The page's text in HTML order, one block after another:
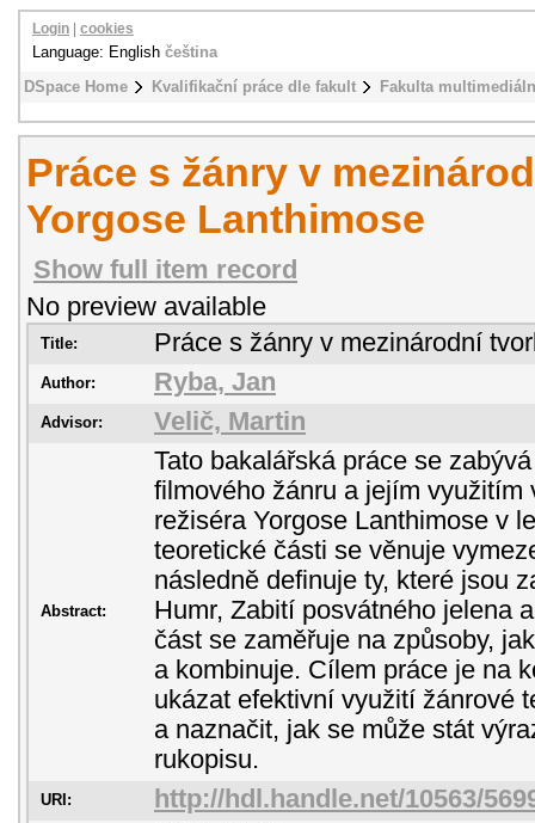
DSpace Home Kvalifikační práce dle fakult Fakulta
Login cookies
Language: English čeština
Práce s žánry v
Yorgose Lanthimose
Show full item record
No preview available
Title: Práce s žánry v mezinárodní
Author: Ryba, Jan
Advisor: Velič, Martin
Abstract:
Tato bakalářská práce se
filmového žánru a jejím využitím
režiséra Yorgose Lanthimose v
teoretické části se věnuje
následně definuje ty, které jsou
Humr, Zabití posvátného jelena
část se zaměřuje na způsoby,
a kombinuje. Cílem práce je na
ukázat efektivní využití žánrové
a naznačit, jak se může stát
rukopisu.
URI: http://hdl.handle.net/10563/